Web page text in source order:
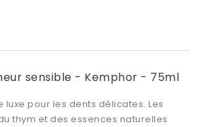
sensible - Kemphor - 75ml
luxe pour les dents délicates. Les
thym et des essences naturelles